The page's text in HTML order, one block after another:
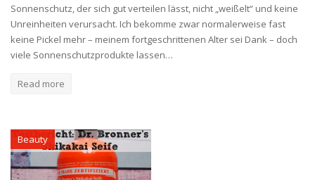
Sonnenschutz, der sich gut verteilen lässt, nicht „weißelt“ und keine
Unreinheiten verursacht. Ich bekomme zwar normalerweise fast
keine Pickel mehr – meinem fortgeschrittenen Alter sei Dank – doch
viele Sonnenschutzprodukte lassen…
Read more
Beauty